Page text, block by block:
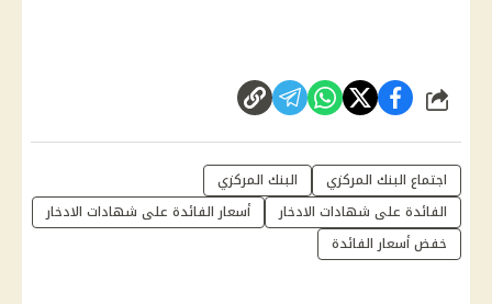
شارك
اجتماع البنك المركزي
البنك المركزي
الفائدة على شهادات الادخار
أسعار الفائدة على شهادات الادخار
خفض أسعار الفائدة